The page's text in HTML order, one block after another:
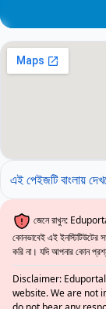
এই পেইজটি বাংলায়
জেনে রাখুন:
কোনভাবেই এই ইনস্টিটিউটের
করি না। যদি আপনার কোন
Disclaimer:
website. We are not